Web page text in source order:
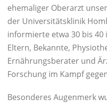
ehemaliger Oberarzt
der Universitätsklinik
informierte etwa 30 bis
Eltern, Bekannte,
Ernährungsberater und
Forschung im Kampf
Besonderes Augenmerk